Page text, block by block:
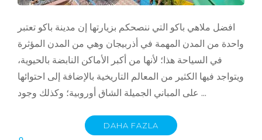
افضل ملاهي باكو التي ننصحكم بزيارتها إن مدينة باكو تعتبر
واحدة من المدن المهمة في أذربيجان وهي من المدن المؤثرة
في السياحة هذا؛ لأنها من أكبر الأماكن النابضة بالحيوية،
ويتواجد فيها الكثير من المعالم التاريخية بالإضافة إلى احتوائها
على المباني الجميلة الشاق أوروبية؛ وكذلك وجود …
DAHA FAZLA